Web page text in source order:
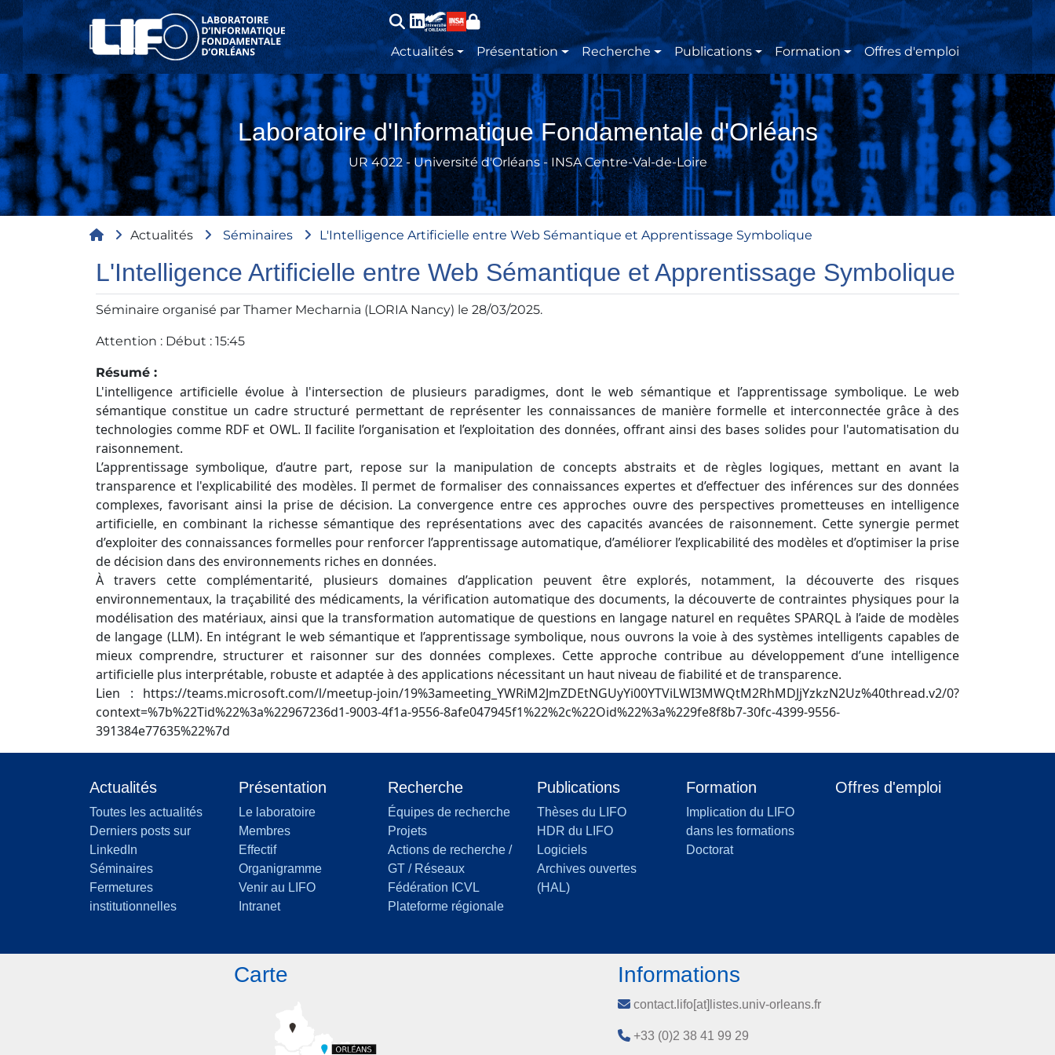
Aller au contenu principal
Main navigation
Actualités Présentation Recherche Publications Formation Offres d'emploi
Laboratoire d'Informatique Fondamentale d'Orléans
UR 4022 - Université d'Orléans - INSA Centre-Val-de-Loire
Fil d'Ariane
Actualités Séminaires L'Intelligence Artificielle entre Web Sémantique et Apprentissage Symbolique
L'Intelligence Artificielle entre Web Sémantique et Apprentissage Symbolique
Séminaire organisé par Thamer Mecharnia (LORIA Nancy) le 28/03/2025.
Attention : Début : 15:45
Résumé :
L'intelligence artificielle évolue à l'intersection de plusieurs paradigmes, dont le web sémantique et l’apprentissage symbolique. Le web
sémantique constitue un cadre structuré permettant de représenter les connaissances de manière formelle et interconnectée grâce à des
technologies comme RDF et OWL. Il facilite l’organisation et l’exploitation des données, offrant ainsi des bases solides pour l'automatisation du
raisonnement.
L’apprentissage symbolique, d’autre part, repose sur la manipulation de concepts abstraits et de règles logiques, mettant en avant la
transparence et l'explicabilité des modèles. Il permet de formaliser des connaissances expertes et d’effectuer des inférences sur des données
complexes, favorisant ainsi la prise de décision. La convergence entre ces approches ouvre des perspectives prometteuses en intelligence
artificielle, en combinant la richesse sémantique des représentations avec des capacités avancées de raisonnement. Cette synergie permet
d’exploiter des connaissances formelles pour renforcer l’apprentissage automatique, d’améliorer l’explicabilité des modèles et d’optimiser la prise
de décision dans des environnements riches en données.
À travers cette complémentarité, plusieurs domaines d’application peuvent être explorés, notamment, la découverte des risques
environnementaux, la traçabilité des médicaments, la vérification automatique des documents, la découverte de contraintes physiques pour la
modélisation des matériaux, ainsi que la transformation automatique de questions en langage naturel en requêtes SPARQL à l’aide de modèles
de langage (LLM). En intégrant le web sémantique et l’apprentissage symbolique, nous ouvrons la voie à des systèmes intelligents capables de
mieux comprendre, structurer et raisonner sur des données complexes. Cette approche contribue au développement d’une intelligence
artificielle plus interprétable, robuste et adaptée à des applications nécessitant un haut niveau de fiabilité et de transparence.
Lien : https://teams.microsoft.com/l/meetup-join/19%3ameeting_YWRiM2JmZDEtNGUyYi00YTViLWI3MWQtM2RhMDJjYzkzN2Uz%40thread.v2/0?
context=%7b%22Tid%22%3a%22967236d1-9003-4f1a-9556-8afe047945f1%22%2c%22Oid%22%3a%229fe8f8b7-30fc-4399-9556-
391384e77635%22%7d
Actualités
Toutes les actualités
Derniers posts sur
LinkedIn
Séminaires
Fermetures
institutionnelles
Présentation
Le laboratoire
Membres
Effectif
Organigramme
Venir au LIFO
Intranet
Recherche
Équipes de recherche
Projets
Actions de recherche /
GT / Réseaux
Fédération ICVL
Plateforme régionale
Publications
Thèses du LIFO
HDR du LIFO
Logiciels
Archives ouvertes
(HAL)
Formation
Implication du LIFO
dans les formations
Doctorat
Offres d'emploi
Carte Informations
contact.lifo[at]listes.univ-orleans.fr
+33 (0)2 38 41 99 29